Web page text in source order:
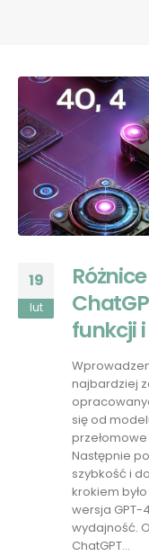
19
lut
funkcji
najbardziej
się od
Następnie
szybkość i
krokiem
wersja GPT-
wydajność.
ChatGPT...